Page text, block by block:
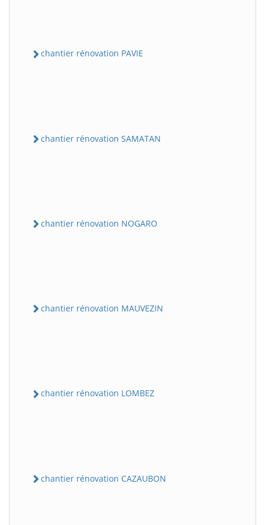
chantier rénovation PAVIE
chantier rénovation SAMATAN
chantier rénovation NOGARO
chantier rénovation MAUVEZIN
chantier rénovation LOMBEZ
chantier rénovation CAZAUBON